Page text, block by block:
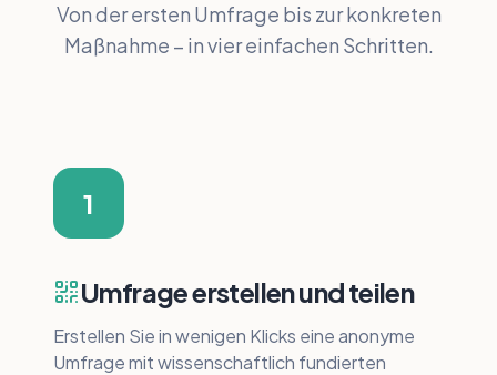
Von der ersten Umfrage bis zur konkreten
Maßnahme – in vier einfachen Schritten.
1
Umfrage erstellen und teilen
Erstellen Sie in wenigen Klicks eine anonyme
Umfrage mit wissenschaftlich fundierten